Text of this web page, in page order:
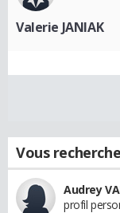
Valerie JANIAK
Vous
Audrey
profil